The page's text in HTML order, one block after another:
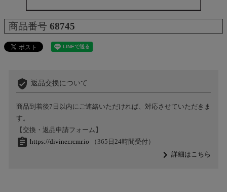
商品番号 68745
verified_user 返品交換について
商品到着後7日以内にご連絡いただければ、対応させていただきま
す。
【交換・返品申請フォーム】
assignment https://diviner.rcmr.io （365日24時間受付）
navigate_next詳細はこちら